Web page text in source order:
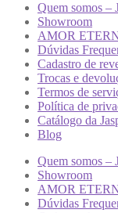
Quem somos –
Showroom
AMOR
Dúvidas
Cadastro de
Trocas e
Termos de
Política de
Catálogo da
Blog
Quem somos –
Showroom
AMOR
Dúvidas